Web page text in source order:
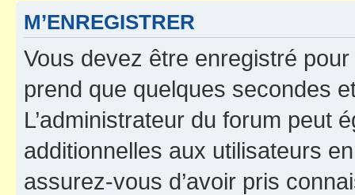
M’ENREGISTRER
Vous devez être enregistré
prend que quelques secondes
L’administrateur du forum peut
additionnelles aux utilisateurs
assurez-vous d’avoir pris